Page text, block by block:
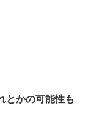
とかの可能性も